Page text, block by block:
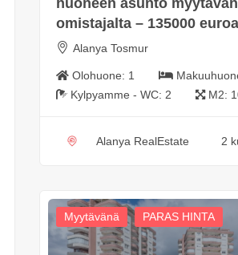
omistajalta – 135000 euroa
Alanya Tosmur
Olohuone: 1
Kylpyamme - WC: 2 M2:
Alanya RealEstate 2
Myytävänä PARAS HINTA